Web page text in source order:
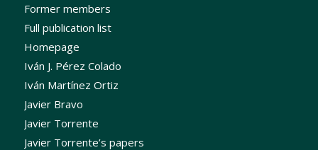
Former members
Full publication list
Homepage
Iván J. Pérez Colado
Iván Martínez Ortiz
Javier Bravo
Javier Torrente
Javier Torrente’s papers